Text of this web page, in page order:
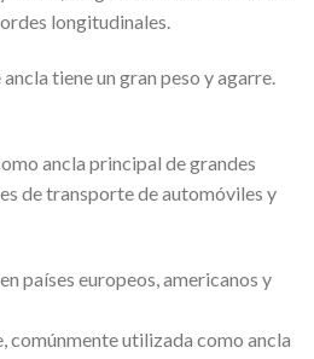
longitudinales.
tiene un gran peso y agarre.
ancla principal de grandes
de transporte de automóviles y
países europeos, americanos y
comúnmente utilizada como ancla